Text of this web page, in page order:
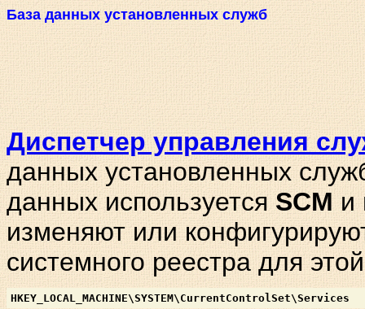
База данных установленных служб
Диспетчер управления
данных установленных
данных используетсяSCMи
изменяют или
системного реестра для
HKEY_LOCAL_MACHINE\SYSTEM\CurrentControlSet\Services